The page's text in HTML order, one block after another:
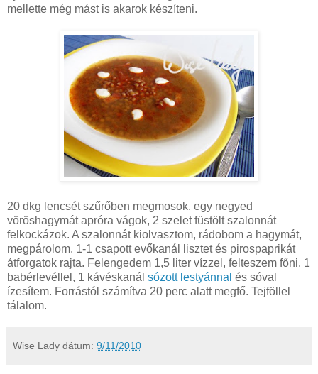
mellette még mást is akarok készíteni.
20 dkg lencsét szűrőben megmosok, egy negyed
vöröshagymát apróra vágok, 2 szelet füstölt szalonnát
felkockázok. A szalonnát kiolvasztom, rádobom a hagymát,
megpárolom. 1-1 csapott evőkanál lisztet és pirospaprikát
átforgatok rajta. Felengedem 1,5 liter vízzel, felteszem főni. 1
babérlevéllel, 1 kávéskanál sózott lestyánnal és sóval
ízesítem. Forrástól számítva 20 perc alatt megfő. Tejföllel
tálalom.
Wise Lady dátum: 9/11/2010